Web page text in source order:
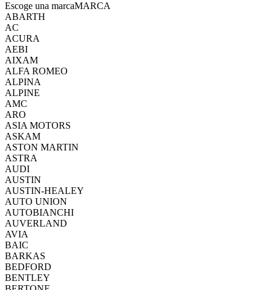
Escoge una marcaMARCA
ABARTH
AC
ACURA
AEBI
AIXAM
ALFA ROMEO
ALPINA
ALPINE
AMC
ARO
ASIA MOTORS
ASKAM
ASTON MARTIN
ASTRA
AUDI
AUSTIN
AUSTIN-HEALEY
AUTO UNION
AUTOBIANCHI
AUVERLAND
AVIA
BAIC
BARKAS
BEDFORD
BENTLEY